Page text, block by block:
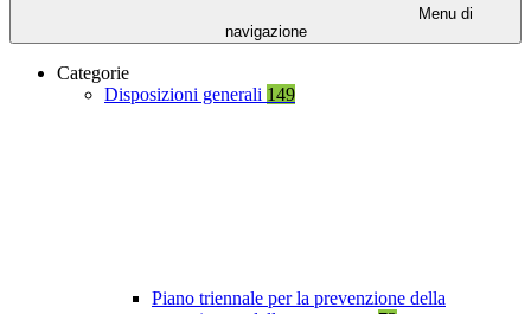
Menu di
navigazione
Categorie
Disposizioni generali 149
Piano triennale per la prevenzione della